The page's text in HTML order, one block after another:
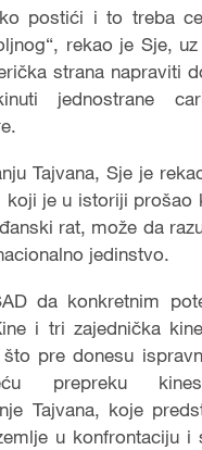
postići i to treba
rekao je Sje,
strana napraviti
jednostrane
Tajvana, Sje je
koji je u istoriji prošao
rat, može da
jedinstvo.
da konkretnim
i tri zajednička
pre donesu
prepreku
Tajvana, koje
u konfrontaciju i